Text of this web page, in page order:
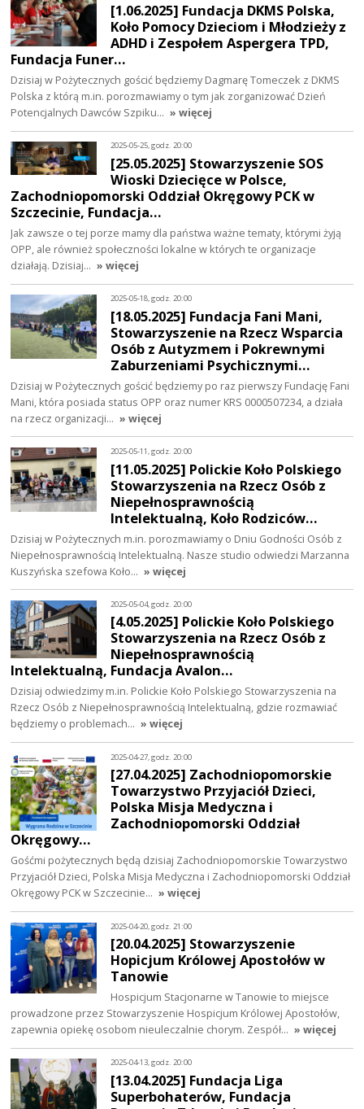
[1.06.2025] Fundacja DKMS Polska,
Koło Pomocy Dzieciom i Młodzieży z
ADHD i Zespołem Aspergera TPD,
Fundacja Funer…
Dzisiaj w Pożytecznych gościć będziemy Dagmarę Tomeczek z DKMS
Polska z którą m.in. porozmawiamy o tym jak zorganizować Dzień
Potencjalnych Dawców Szpiku… » więcej
2025-05-25, godz. 20:00
[25.05.2025] Stowarzyszenie SOS
Wioski Dziecięce w Polsce,
Zachodniopomorski Oddział Okręgowy PCK w
Szczecinie, Fundacja…
Jak zawsze o tej porze mamy dla państwa ważne tematy, którymi żyją
OPP, ale również społeczności lokalne w których te organizacje
działają. Dzisiaj… » więcej
2025-05-18, godz. 20:00
[18.05.2025] Fundacja Fani Mani,
Stowarzyszenie na Rzecz Wsparcia
Osób z Autyzmem i Pokrewnymi
Zaburzeniami Psychicznymi…
Dzisiaj w Pożytecznych gościć będziemy po raz pierwszy Fundację Fani
Mani, która posiada status OPP oraz numer KRS 0000507234, a działa
na rzecz organizacji… » więcej
2025-05-11, godz. 20:00
[11.05.2025] Polickie Koło Polskiego
Stowarzyszenia na Rzecz Osób z
Niepełnosprawnością
Intelektualną, Koło Rodziców…
Dzisiaj w Pożytecznych m.in. porozmawiamy o Dniu Godności Osób z
Niepełnosprawnością Intelektualną. Nasze studio odwiedzi Marzanna
Kuszyńska szefowa Koło… » więcej
2025-05-04, godz. 20:00
[4.05.2025] Polickie Koło Polskiego
Stowarzyszenia na Rzecz Osób z
Niepełnosprawnością
Intelektualną, Fundacja Avalon…
Dzisiaj odwiedzimy m.in. Polickie Koło Polskiego Stowarzyszenia na
Rzecz Osób z Niepełnosprawnością Intelektualną, gdzie rozmawiać
będziemy o problemach… » więcej
2025-04-27, godz. 20:00
[27.04.2025] Zachodniopomorskie
Towarzystwo Przyjaciół Dzieci,
Polska Misja Medyczna i
Zachodniopomorski Oddział
Okręgowy…
Gośćmi pożytecznych będą dzisiaj Zachodniopomorskie Towarzystwo
Przyjaciół Dzieci, Polska Misja Medyczna i Zachodniopomorski Oddział
Okręgowy PCK w Szczecinie… » więcej
2025-04-20, godz. 21:00
[20.04.2025] Stowarzyszenie
Hopicjum Królowej Apostołów w
Tanowie
Hospicjum Stacjonarne w Tanowie to miejsce
prowadzone przez Stowarzyszenie Hospicjum Królowej Apostołów,
zapewnia opiekę osobom nieuleczalnie chorym. Zespół… » więcej
2025-04-13, godz. 20:00
[13.04.2025] Fundacja Liga
Superbohaterów, Fundacja